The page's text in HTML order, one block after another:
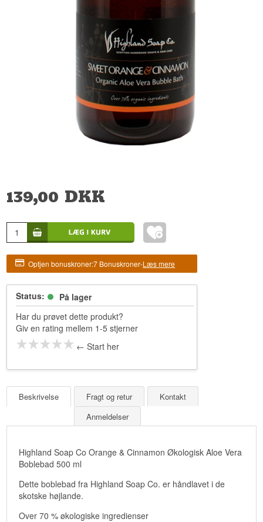
139,00 DKK
Optjen bonuskroner:7 Bonuskroner-Læs mere
Status:
På lager
Har du prøvet dette produkt?
Giv en rating mellem 1-5 stjerner
← Start her
Beskrivelse Fragt og retur
Kontakt
Anmeldelser
Highland Soap Co Orange & Cinnamon Økologisk Aloe Vera
Boblebad 500 ml
Dette boblebad fra Highland Soap Co. er håndlavet i de
skotske højlande.
Over 70 % økologiske ingredienser